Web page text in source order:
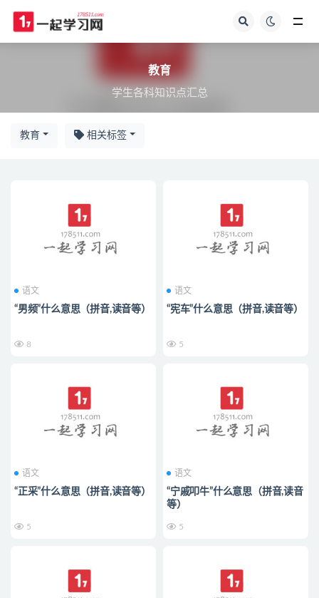
教育
学生各科知识点汇总
教育 相关标签
语文
“男频”什么意思（拼音,读音等）
8
语文
“宪车”什么意思（拼音,读音等）
5
语文
“正采”什么意思（拼音,读音等）
5
语文
“宁戚叩牛”什么意思（拼音,读音
等）
5